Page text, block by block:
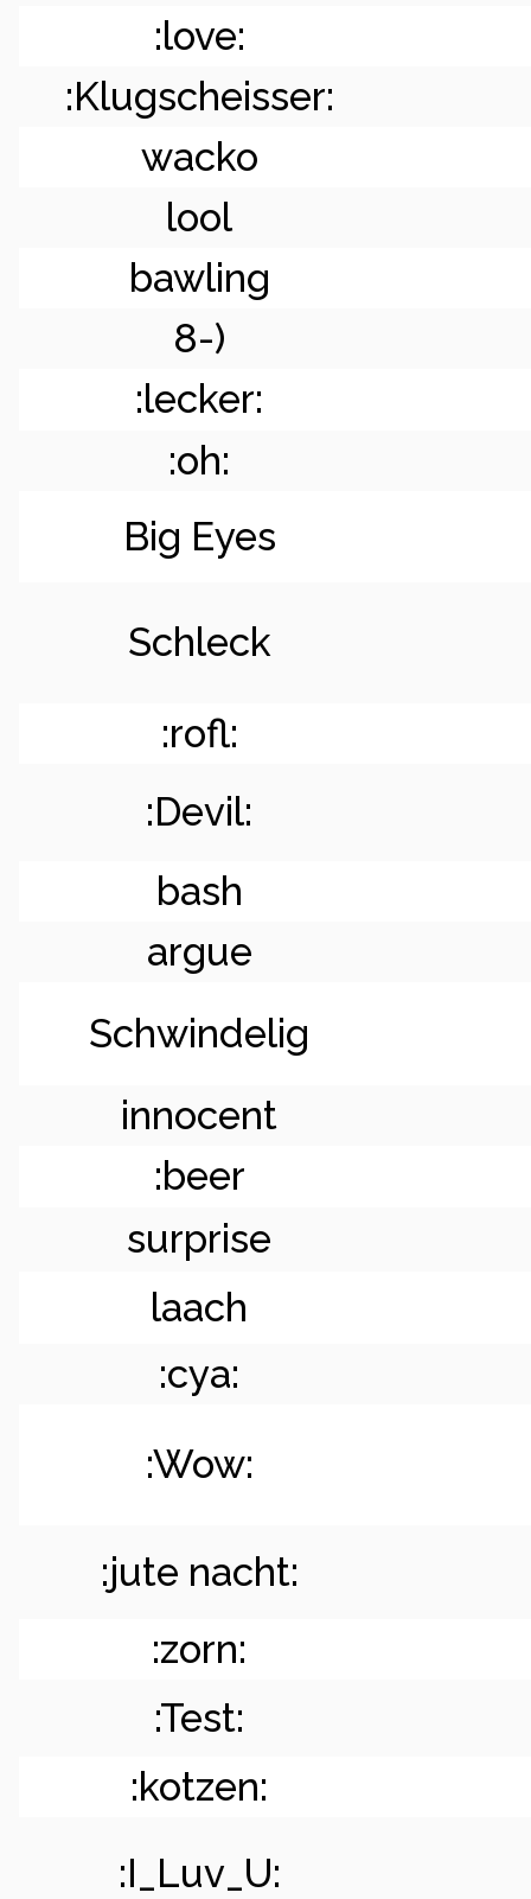
:love:
:Klugscheisser:
wacko
lool
bawling
8-)
:lecker:
:oh:
Big Eyes
Schleck
:rofl:
:Devil:
bash
argue
Schwindelig
innocent
:beer
surprise
laach
:cya:
:Wow:
:jute nacht:
:zorn:
:Test:
:kotzen:
:I_Luv_U: